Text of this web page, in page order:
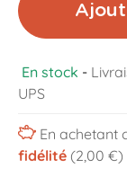
En stock -
UPS
En achetant
fidélité (2,00 €)